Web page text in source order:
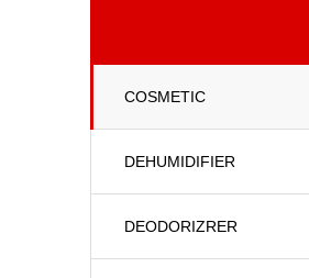
COSMETIC
DEHUMIDIFIER
DEODORIZRER